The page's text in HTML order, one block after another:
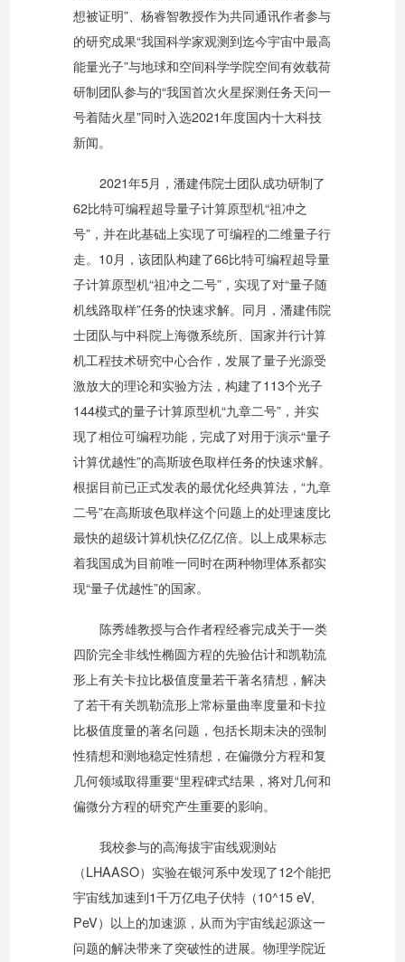
想被证明”、杨睿智教授作为共同通讯作者参与
的研究成果“我国科学家观测到迄今宇宙中最高
能量光子”与地球和空间科学学院空间有效载荷
研制团队参与的“我国首次火星探测任务天问一
号着陆火星”同时入选2021年度国内十大科技
新闻。
2021年5月，潘建伟院士团队成功研制了
62比特可编程超导量子计算原型机“祖冲之
号”，并在此基础上实现了可编程的二维量子行
走。10月，该团队构建了66比特可编程超导量
子计算原型机“祖冲之二号”，实现了对“量子随
机线路取样”任务的快速求解。同月，潘建伟院
士团队与中科院上海微系统所、国家并行计算
机工程技术研究中心合作，发展了量子光源受
激放大的理论和实验方法，构建了113个光子
144模式的量子计算原型机“九章二号”，并实
现了相位可编程功能，完成了对用于演示“量子
计算优越性”的高斯玻色取样任务的快速求解。
根据目前已正式发表的最优化经典算法，“九章
二号”在高斯玻色取样这个问题上的处理速度比
最快的超级计算机快亿亿亿倍。以上成果标志
着我国成为目前唯一同时在两种物理体系都实
现“量子优越性”的国家。
陈秀雄教授与合作者程经睿完成关于一类
四阶完全非线性椭圆方程的先验估计和凯勒流
形上有关卡拉比极值度量若干著名猜想，解决
了若干有关凯勒流形上常标量曲率度量和卡拉
比极值度量的著名问题，包括长期未决的强制
性猜想和测地稳定性猜想，在偏微分方程和复
几何领域取得重要“里程碑式结果，将对几何和
偏微分方程的研究产生重要的影响。
我校参与的高海拔宇宙线观测站
（LHAASO）实验在银河系中发现了12个能把
宇宙线加速到1千万亿电子伏特（10^15 eV,
PeV）以上的加速源，从而为宇宙线起源这一
问题的解决带来了突破性的进展。物理学院近